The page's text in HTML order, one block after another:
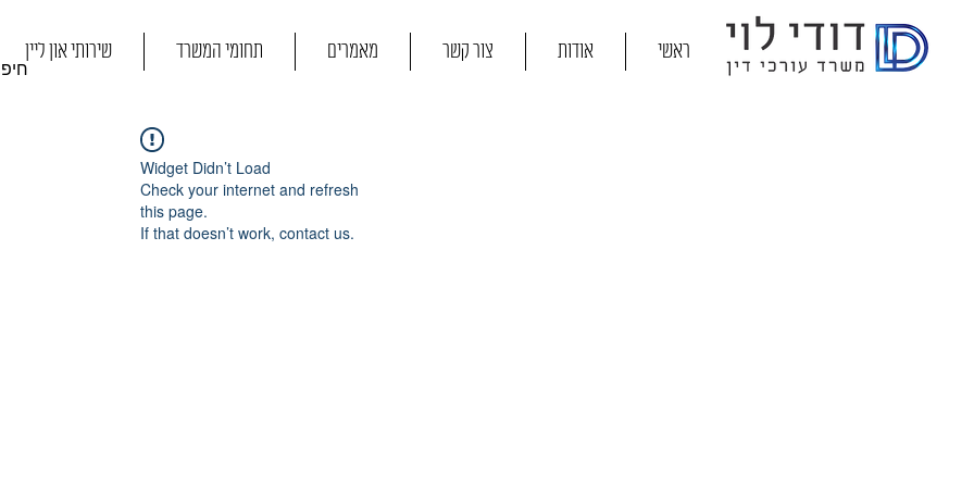
שירותי און ליין תחומי המשרד מאמרים צור קשר אודות ראשי
Widget Didn’t Load
Check your internet and refresh
this page.
If that doesn’t work, contact us.